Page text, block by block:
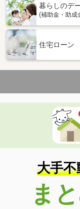
暮らしのデ
(補助金・助成
住宅ローン
大手
ま